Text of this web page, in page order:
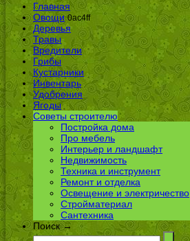
Главная
Овощи 0ac4ff
Деревья
Травы
Вредители
Грибы
Кустарники
Инвентарь
Удобрения
Ягоды
Советы строителю
Постройка дома
Про мебель
Интерьер и ландшафт
Недвижимость
Техника и инструмент
Ремонт и отделка
Освещение и электричество
Стройматериал
Сантехника
Поиск →